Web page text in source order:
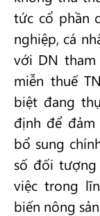
tức cổ phần
nghiệp, cá
với DN tham
miễn thuế
biệt đang
định để
bổ sung
số đối tượng
việc trong
biến nông